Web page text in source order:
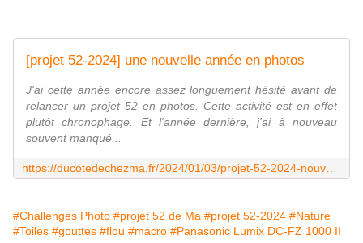
[projet 52-2024] une nouvelle année en photos
J'ai cette année encore assez longuement hésité avant de
relancer un projet 52 en photos. Cette activité est en effet
plutôt chronophage. Et l'année dernière, j'ai à nouveau
souvent manqué...
https://ducotedechezma.fr/2024/01/03/projet-52-2024-nouvelle-annee-photos/
#Challenges Photo #projet 52 de Ma #projet 52-2024 #Nature
#Toiles #gouttes #flou #macro #Panasonic Lumix DC-FZ 1000 II